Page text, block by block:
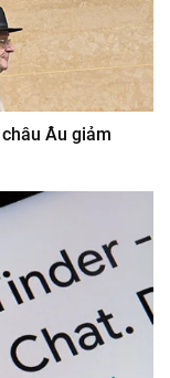
Âu giảm